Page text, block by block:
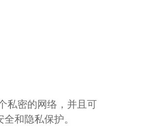
私密的网络，并且可
和隐私保护。